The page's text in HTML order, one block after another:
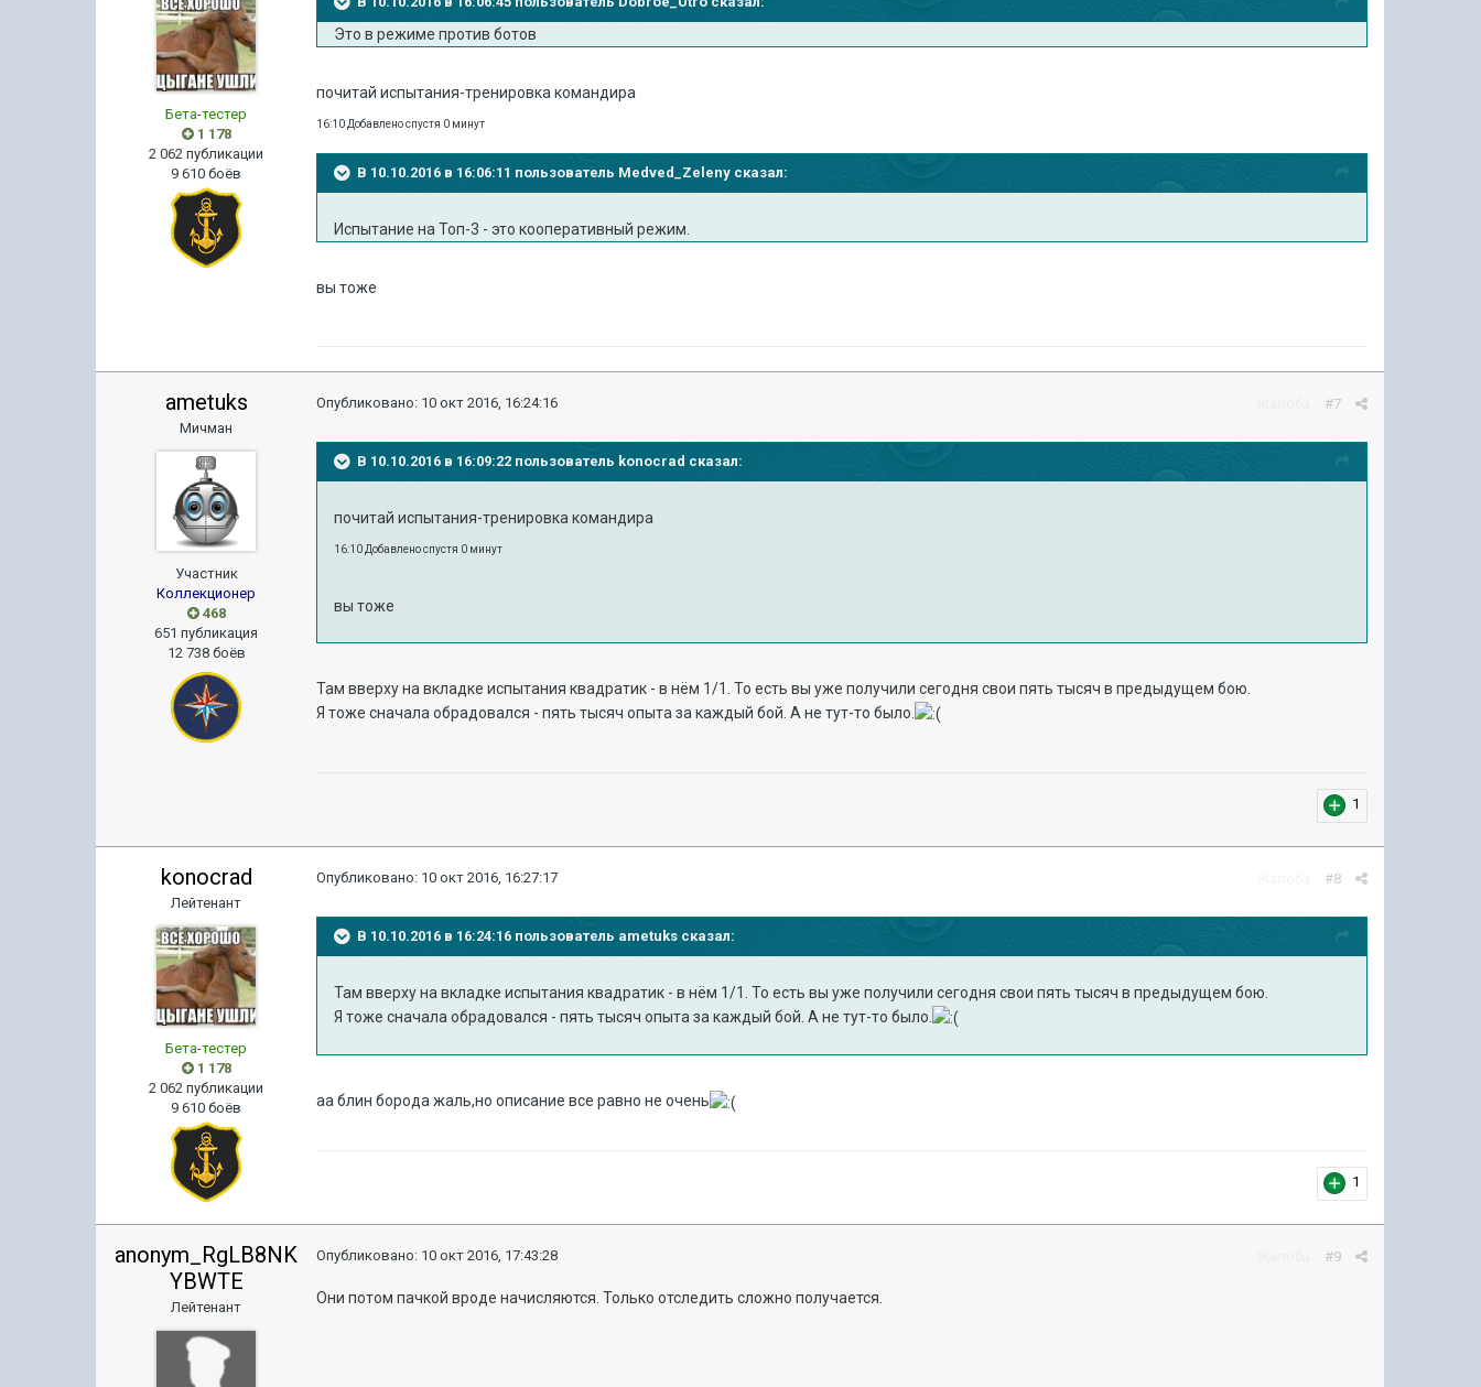
Бета-тестер
1 178
2 062 публикации
9 610 боёв
Это в режиме против ботов
почитай испытания-тренировка командира
16:10 Добавлено спустя 0 минут
В 10.10.2016 в 16:06:11 пользователь Medved_Zeleny сказал:
Испытание на Топ-3 - это кооперативный режим.
вы тоже
ametuks
Мичман
Участник
Коллекционер
468
651 публикация
12 738 боёв
#7
Опубликовано: 10 окт 2016, 16:24:16
В 10.10.2016 в 16:09:22 пользователь konocrad сказал:
почитай испытания-тренировка командира
16:10 Добавлено спустя 0 минут
вы тоже
Там вверху на вкладке испытания квадратик - в нём 1/1. То есть вы уже получили сегодня свои пять тысяч в предыдущем бою.
Я тоже сначала обрадовался - пять тысяч опыта за каждый бой. А не тут-то было.
1
konocrad
Лейтенант
Бета-тестер
1 178
2 062 публикации
9 610 боёв
#8
Опубликовано: 10 окт 2016, 16:27:17
В 10.10.2016 в 16:24:16 пользователь ametuks сказал:
Там вверху на вкладке испытания квадратик - в нём 1/1. То есть вы уже получили сегодня свои пять тысяч в предыдущем бою.
Я тоже сначала обрадовался - пять тысяч опыта за каждый бой. А не тут-то было.
аа блин борода жаль,но описание все равно не очень
1
anonym_RgLB8NK
YBWTE
Лейтенант
#9
Опубликовано: 10 окт 2016, 17:43:28
Они потом пачкой вроде начисляются. Только отследить сложно получается.